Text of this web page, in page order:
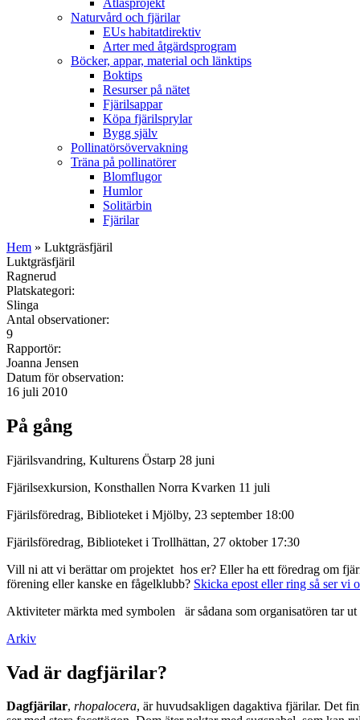
Naturvård och fjärilar
EUs habitatdirektiv
Arter med åtgärdsprogram
Böcker, appar, material och länktips
Boktips
Resurser på nätet
Fjärilsappar
Köpa fjärilsprylar
Bygg själv
Pollinatörsövervakning
Träna på pollinatörer
Blomflugor
Humlor
Solitärbin
Fjärilar
Hem » Luktgräsfjäril
Luktgräsfjäril
Ragnerud
Platskategori:
Slinga
Antal observationer:
9
Rapportör:
Joanna Jensen
Datum för observation:
16 juli 2010
På gång
Fjärilsvandring, Kulturens Östarp 28 juni
Fjärilsexkursion, Konsthallen Norra Kvarken 11 juli
Fjärilsföredrag, Biblioteket i Mjölby, 23 september 18:00
Fjärilsföredrag, Biblioteket i Trollhättan, 27 oktober 17:30
Vill ni att vi berättar om projektet hos er? Eller ha ett föredrag om
förening eller kanske en fågelklubb? Skicka epost eller ring så ser vi
Aktiviteter märkta med symbolen
är sådana som organisatören tar
Arkiv
Vad är dagfjärilar?
Dagfjärilar, rhopalocera, är huvudsakligen dagaktiva fjärilar. Det